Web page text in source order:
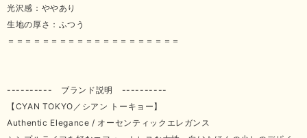
光沢感：ややあり
生地の厚さ：ふつう
＝＝＝＝＝＝＝＝＝＝＝＝＝＝＝＝＝＝＝＝
---------- ブランド説明 ----------
【CYAN TOKYO／シアン トーキョー】
Authentic Elegance / オーセンティックエレガンス